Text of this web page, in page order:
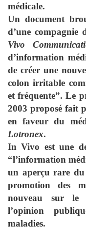
médicale.
Un document
d’une compagnie
Vivo
d’information
de créer une
colon irritable
et fréquente”. Le
2003 proposé fait
en faveur du
Lotronex.
In Vivo est une
“l’information
un aperçu rare du
promotion des
nouveau sur le
l’opinion
maladies.